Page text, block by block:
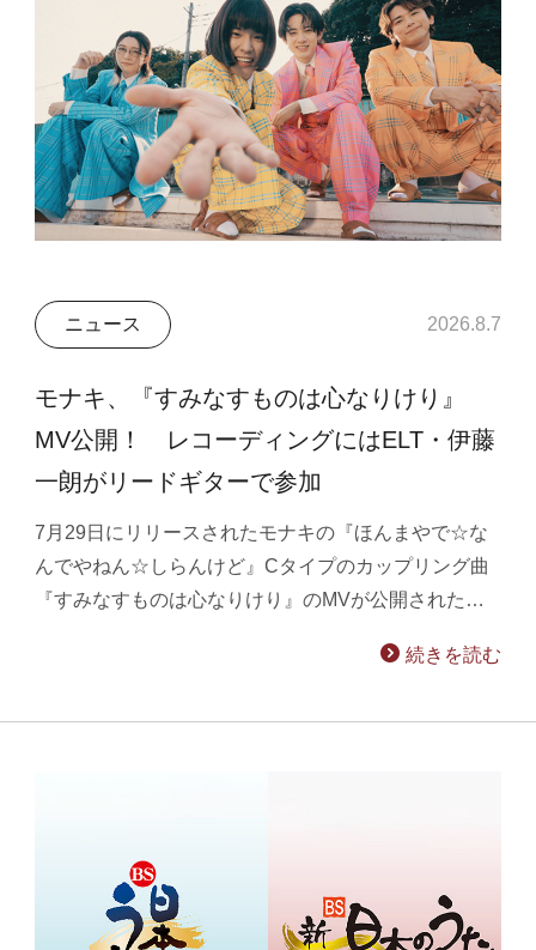
ニュース 2026.8.7
モナキ、『すみなすものは心なりけり』
MV公開！ レコーディングにはELT・伊藤
一朗がリードギターで参加
7月29日にリリースされたモナキの『ほんまやで☆な
んでやねん☆しらんけど』Cタイプのカップリング曲
『すみなすものは心なりけり』のMVが公開された…
続きを読む